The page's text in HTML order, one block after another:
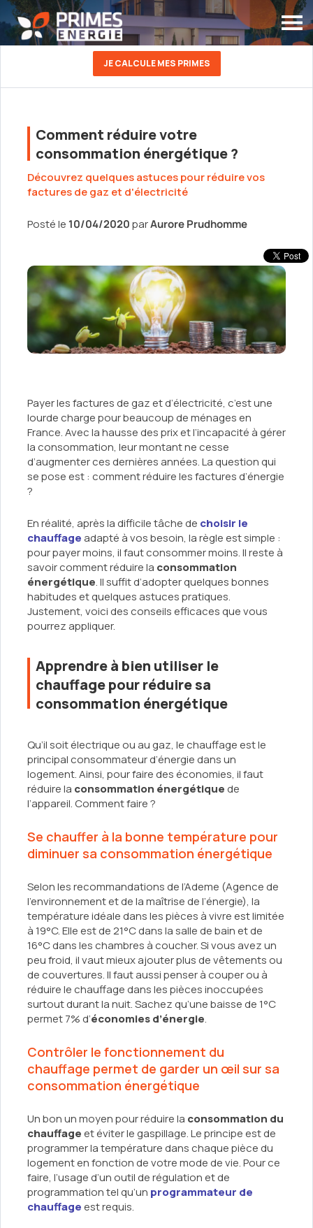
JE CALCULE MES PRIMES
Comment réduire votre
consommation énergétique ?
Découvrez quelques astuces pour réduire vos
factures de gaz et d'électricité
Posté le 10/04/2020parAurore Prudhomme
Payer les factures de gaz et d’électricité, c’est une
lourde charge pour beaucoup de ménages en
France. Avec la hausse des prix et l’incapacité à gérer
la consommation, leur montant ne cesse
d’augmenter ces dernières années. La question qui
se pose est : comment réduire les factures d’énergie
?
En réalité, après la difficile tâche de choisir le
chauffageadapté à vos besoin, la règle est simple :
pour payer moins, il faut consommer moins. Il reste à
savoir comment réduire la consommation
énergétique. Il suffit d’adopter quelques bonnes
habitudes et quelques astuces pratiques.
Justement, voici des conseils efficaces que vous
pourrez appliquer.
Apprendre à bien utiliser le
chauffage pour réduire sa
consommation énergétique
Qu’il soit électrique ou au gaz, le chauffage est le
principal consommateur d’énergie dans un
logement. Ainsi, pour faire des économies, il faut
réduire la consommation énergétique de
l’appareil. Comment faire ?
Se chauffer à la bonne température pour
diminuer sa consommation énergétique
Selon les recommandations de l’Ademe (Agence de
l’environnement et de la maîtrise de l’énergie), la
température idéale dans les pièces à vivre est limitée
à 19°C. Elle est de 21°C dans la salle de bain et de
16°C dans les chambres à coucher. Si vous avez un
peu froid, il vaut mieux ajouter plus de vêtements ou
de couvertures. Il faut aussi penser à couper ou à
réduire le chauffage dans les pièces inoccupées
surtout durant la nuit. Sachez qu’une baisse de 1°C
permet 7% d’économies d’énergie.
Contrôler le fonctionnement du
chauffage permet de garder un œil sur sa
consommation énergétique
Un bon un moyen pour réduire la consommation du
chauffageet éviter le gaspillage. Le principe est de
programmer la température dans chaque pièce du
logement en fonction de votre mode de vie. Pour ce
faire, l’usage d’un outil de régulation et de
programmation tel qu’un programmateur de
chauffageest requis.